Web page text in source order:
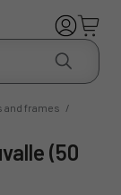
and frames /